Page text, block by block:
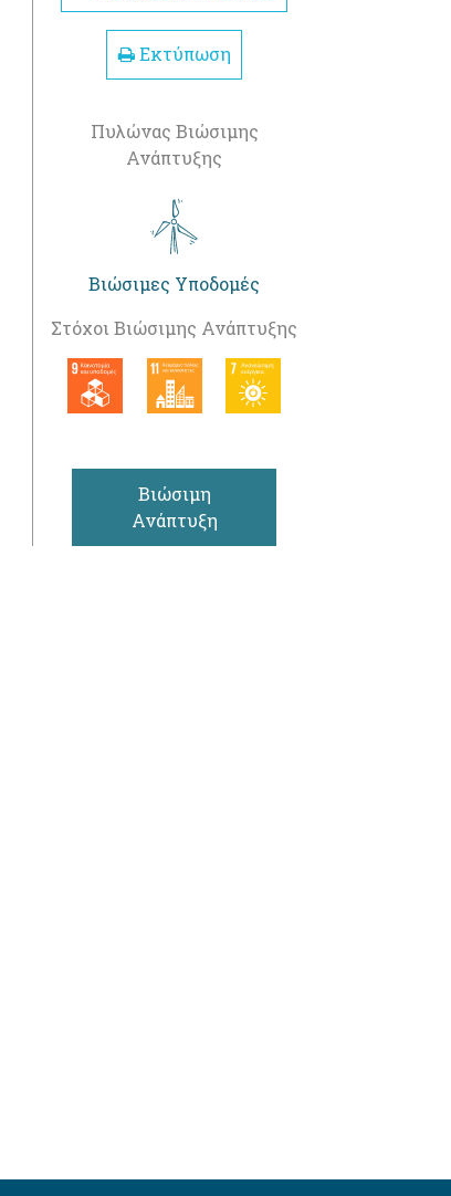
Εκτύπωση
Πυλώνας Βιώσιμης
Ανάπτυξης
Βιώσιμες Υποδομές
Στόχοι Βιώσιμης Ανάπτυξης
Βιώσιμη
Ανάπτυξη